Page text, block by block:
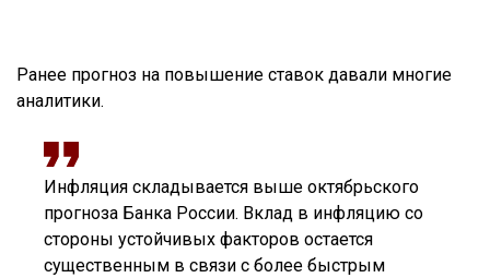
Ранее прогноз на повышение ставок давали многие
аналитики.
Инфляция складывается выше октябрьского
прогноза Банка России. Вклад в инфляцию со
стороны устойчивых факторов остается
существенным в связи с более быстрым